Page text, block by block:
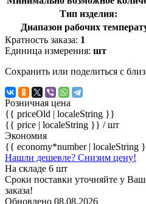
Тип изделия:
Диапазон рабочих
Кратность заказа: 1
Единица измерения: шт
Сохранить или поделиться с
Розничная цена
{{ priceOld | localeString }}
{{ price | localeString }} / шт
Экономия
{{ economy*number | localeString
Нашли дешевле? Снизим цену!
На складе 6 шт
Сроки поставки уточняйте у
заказа!
Обновлено 08.08.2026